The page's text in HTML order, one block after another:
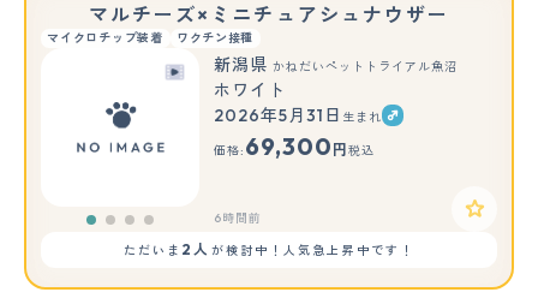
マルチーズ×ミニチュアシュナウザー
マイクロチップ装着 ワクチン接種
新潟県 かねだいペットトライアル魚沼
ホワイト
2026年5月31日 生まれ
価格: 69,300 円 税込
6時間前
ただいま 2人 が検討中！人気急上昇中です！